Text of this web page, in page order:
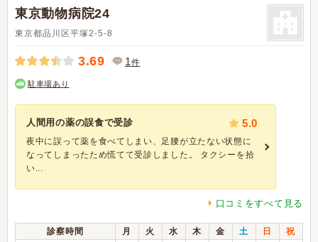
東京動物病院24
東京都品川区平塚2-5-8
3.69 1件
駐車場あり
人間用の薬の誤食で受診 5.0
夜中に誤って薬を食べてしまい、足腰が立たない状態に
なってしまったため慌てて受診しました。 タクシーを拾
い...
口コミをすべて見る
診察時間 月 火 水 木 金 土 日
祝